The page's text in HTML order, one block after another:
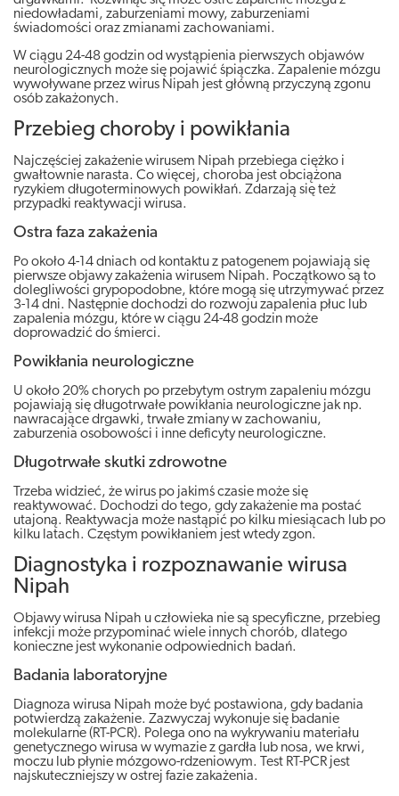
niedowładami, zaburzeniami mowy, zaburzeniami
świadomości oraz zmianami zachowaniami.
W ciągu 24-48 godzin od wystąpienia pierwszych objawów
neurologicznych może się pojawić śpiączka. Zapalenie mózgu
wywoływane przez wirus Nipah jest główną przyczyną zgonu
osób zakażonych.
Przebieg choroby i powikłania
Najczęściej zakażenie wirusem Nipah przebiega ciężko i
gwałtownie narasta. Co więcej, choroba jest obciążona
ryzykiem długoterminowych powikłań. Zdarzają się też
przypadki reaktywacji wirusa.
Ostra faza zakażenia
Po około 4-14 dniach od kontaktu z patogenem pojawiają się
pierwsze objawy zakażenia wirusem Nipah. Początkowo są to
dolegliwości grypopodobne, które mogą się utrzymywać przez
3-14 dni. Następnie dochodzi do rozwoju zapalenia płuc lub
zapalenia mózgu, które w ciągu 24-48 godzin może
doprowadzić do śmierci.
Powikłania neurologiczne
U około 20% chorych po przebytym ostrym zapaleniu mózgu
pojawiają się długotrwałe powikłania neurologiczne jak np.
nawracające drgawki, trwałe zmiany w zachowaniu,
zaburzenia osobowości i inne deficyty neurologiczne.
Długotrwałe skutki zdrowotne
Trzeba widzieć, że wirus po jakimś czasie może się
reaktywować. Dochodzi do tego, gdy zakażenie ma postać
utajoną. Reaktywacja może nastąpić po kilku miesiącach lub po
kilku latach. Częstym powikłaniem jest wtedy zgon.
Diagnostyka i rozpoznawanie wirusa
Nipah
Objawy wirusa Nipah u człowieka nie są specyficzne, przebieg
infekcji może przypominać wiele innych chorób, dlatego
konieczne jest wykonanie odpowiednich badań.
Badania laboratoryjne
Diagnoza wirusa Nipah może być postawiona, gdy badania
potwierdzą zakażenie. Zazwyczaj wykonuje się badanie
molekularne (RT-PCR). Polega ono na wykrywaniu materiału
genetycznego wirusa w wymazie z gardła lub nosa, we krwi,
moczu lub płynie mózgowo-rdzeniowym. Test RT-PCR jest
najskuteczniejszy w ostrej fazie zakażenia.